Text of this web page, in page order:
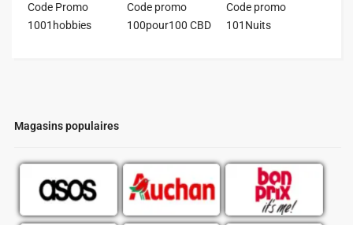
Magasins populaires
Code Promo
1001hobbies
Code promo
100pour100 CBD
Code promo
101Nuits